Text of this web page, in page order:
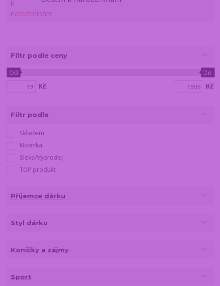
Fíltr podle ceny
Kč
Od Do
Kč
Filtr podle
Skladem
Novinka
Sleva/Výprodej
TOP produkt
Příjemce dárku
Styl dárku
Koníčky a zájmy
Sport